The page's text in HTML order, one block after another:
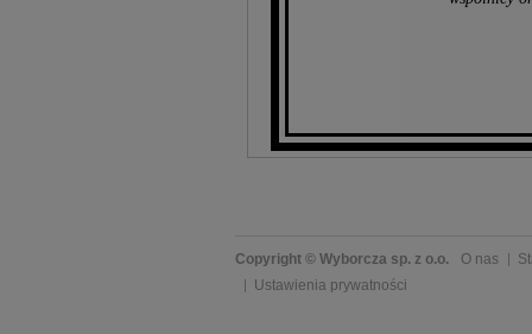
Copyright © Wyborcza sp. z o.o. O nas
Ustawienia prywatności
treści, badnie